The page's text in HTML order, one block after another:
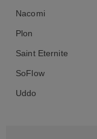
Nacomi
Plon
Saint Eternite
SoFlow
Uddo